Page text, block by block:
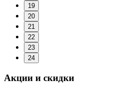
19
20
21
22
23
24
Акции и скидки